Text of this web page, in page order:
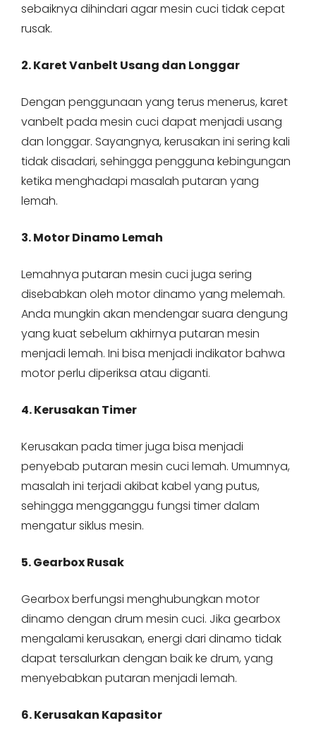
sebaiknya dihindari agar mesin cuci tidak cepat
rusak.
2. Karet Vanbelt Usang dan Longgar
Dengan penggunaan yang terus menerus, karet
vanbelt pada mesin cuci dapat menjadi usang
dan longgar. Sayangnya, kerusakan ini sering kali
tidak disadari, sehingga pengguna kebingungan
ketika menghadapi masalah putaran yang
lemah.
3. Motor Dinamo Lemah
Lemahnya putaran mesin cuci juga sering
disebabkan oleh motor dinamo yang melemah.
Anda mungkin akan mendengar suara dengung
yang kuat sebelum akhirnya putaran mesin
menjadi lemah. Ini bisa menjadi indikator bahwa
motor perlu diperiksa atau diganti.
4. Kerusakan Timer
Kerusakan pada timer juga bisa menjadi
penyebab putaran mesin cuci lemah. Umumnya,
masalah ini terjadi akibat kabel yang putus,
sehingga mengganggu fungsi timer dalam
mengatur siklus mesin.
5. Gearbox Rusak
Gearbox berfungsi menghubungkan motor
dinamo dengan drum mesin cuci. Jika gearbox
mengalami kerusakan, energi dari dinamo tidak
dapat tersalurkan dengan baik ke drum, yang
menyebabkan putaran menjadi lemah.
6. Kerusakan Kapasitor